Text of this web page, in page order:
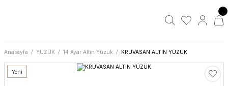
Anasayfa YÜZÜK 14 Ayar Altın Yüzük KRUVASAN ALTIN YÜZÜK
Yeni